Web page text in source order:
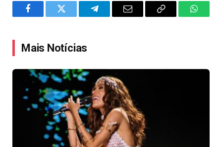
FacebookTwitter TelegramEmail
Copy
Mais Notícias